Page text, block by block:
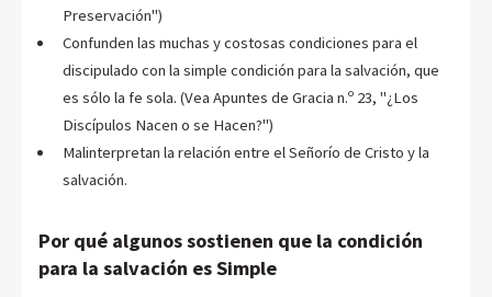
Preservación")
Confunden las muchas y costosas condiciones para el
discipulado con la simple condición para la salvación, que
es sólo la fe sola. (Vea Apuntes de Gracia n.º 23, "¿Los
Discípulos Nacen o se Hacen?")
Malinterpretan la relación entre el Señorío de Cristo y la
salvación.
Por qué algunos sostienen que la condición
para la salvación es Simple